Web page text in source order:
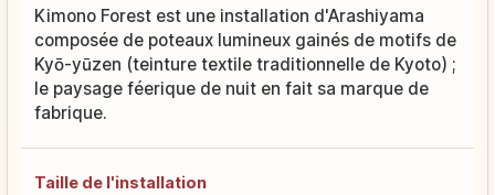
Kimono Forest est une installation d'Arashiyama
composée de poteaux lumineux gainés de motifs de
Kyō-yūzen (teinture textile traditionnelle de Kyoto) ;
le paysage féerique de nuit en fait sa marque de
fabrique.
Taille de l'installation